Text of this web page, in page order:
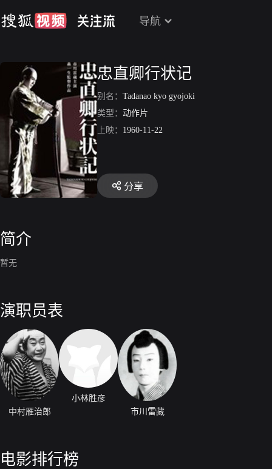
导航
忠直卿行状记
别名： Tadanao kyo gyojoki
类型： 动作片
上映： 1960-11-22
分享
简介
暂无
演职员表
中村雁治郎
小林胜彦
市川雷藏
电影排行榜